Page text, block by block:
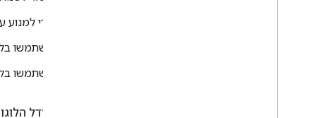
כדי
השתמשו
השתמשו
מפרט גודל הלוגו